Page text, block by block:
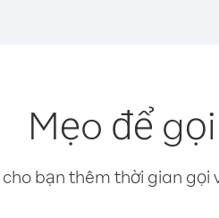
Mẹo để
bạn thêm thời gian